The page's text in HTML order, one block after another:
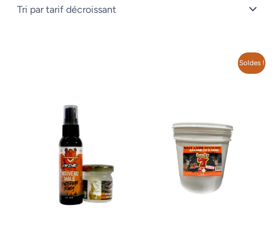
Soldes !